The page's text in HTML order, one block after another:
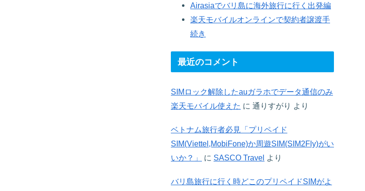
Airasiaでバリ島に海外旅行に行く出発編
楽天モバイルオンラインで契約者譲渡手
続き
最近のコメント
SIMロック解除したauガラホでデータ通信のみ
楽天モバイル使えた に 通りすがり より
ベトナム旅行者必見「プリペイド
SIM(Viettel,MobiFone)か周遊SIM(SIM2Fly)がい
いか？」
に SASCO Travel より
バリ島旅行に行く時どこのプリペイドSIMがよ